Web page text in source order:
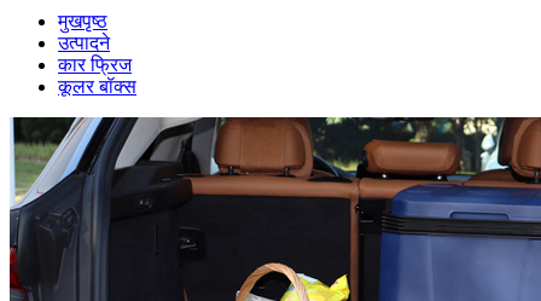
मुखपृष्ठ
उत्पादने
कार फ्रिज
कूलर बॉक्स